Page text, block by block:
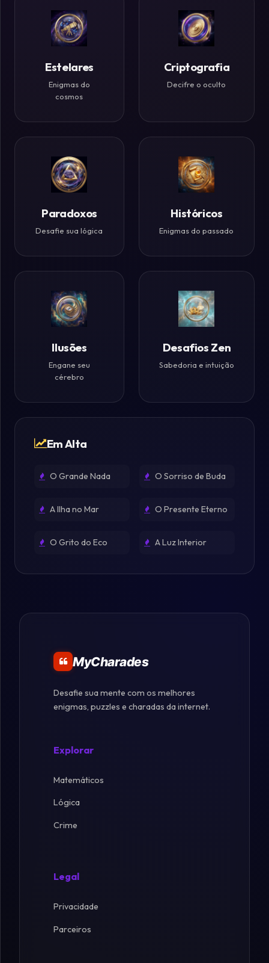
Estelares
Enigmas do
cosmos
Criptografia
Decifre o oculto
Paradoxos
Desafie sua lógica
Históricos
Enigmas do passado
Ilusões
Engane seu
cérebro
Desafios Zen
Sabedoria e intuição
Em Alta
O Grande Nada O Sorriso de Buda
A Ilha no Mar O Presente Eterno
O Grito do Eco A Luz Interior
MyCharades
Desafie sua mente com os melhores
enigmas, puzzles e charadas da internet.
Explorar
Matemáticos
Lógica
Crime
Legal
Privacidade
Parceiros